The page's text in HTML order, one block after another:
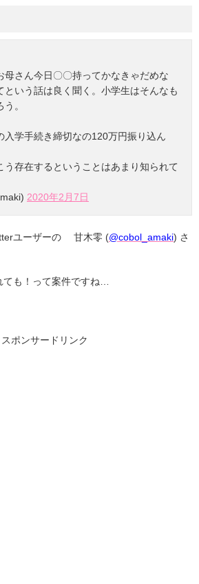
母さん今日〇〇持ってかなきゃだめな
という話は良く聞く。小学生はそんなも
。
入学手続き締切なの120万円振り込ん
う存在するということはあまり知られて
2020年2月7日
ユーザーの 甘木零 (@cobol_amaki) さ
も！って案件ですね…
スポンサードリンク